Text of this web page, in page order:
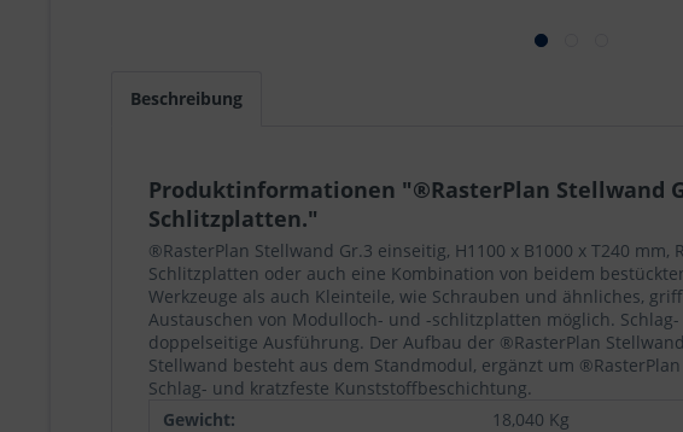
Beschreibung
Produktinformationen "®RasterPlan Stellwand
Schlitzplatten."
®RasterPlan Stellwand Gr.3 einseitig, H1100 x B1000 x T240
Schlitzplatten oder auch eine Kombination von beidem
Werkzeuge als auch Kleinteile, wie Schrauben und ähnliches,
Austauschen von Modulloch- und -schlitzplatten möglich.
doppelseitige Ausführung. Der Aufbau der ®RasterPlan
Stellwand besteht aus dem Standmodul, ergänzt um
Schlag- und kratzfeste Kunststoffbeschichtung.
Gewicht:
18,040 Kg